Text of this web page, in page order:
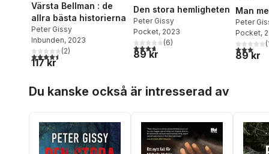
Värsta Bellman : de
allra bästa historierna
Peter Gissy
Inbunden, 2023
4,5utav 5 stjärnor. Totalt antal röster:
(2)
117 kr
Den stora hemligheten
Peter Gissy
Pocket, 2023
3,7utav 5 stjärnor. Totalt antal röster:
(6)
89 kr
Man
Peter
Pocket,
3,0utav (
89 kr
Du kanske också är intresserad av